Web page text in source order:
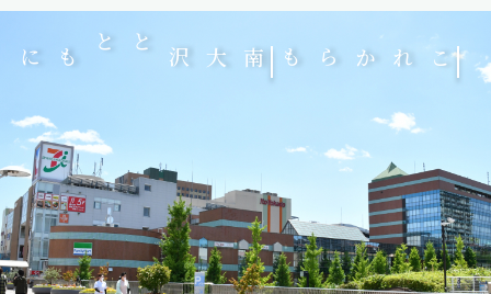
南大沢とともに これからも